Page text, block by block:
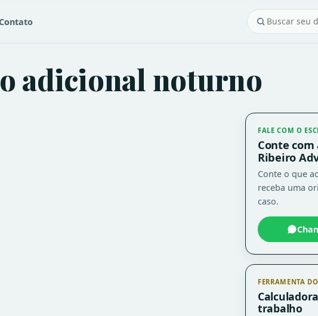
Contato
adicional noturno
FALE COM O
Conte com
Ribeiro
Conte o que
receba uma
caso.
FERRAMENTA
trabalho